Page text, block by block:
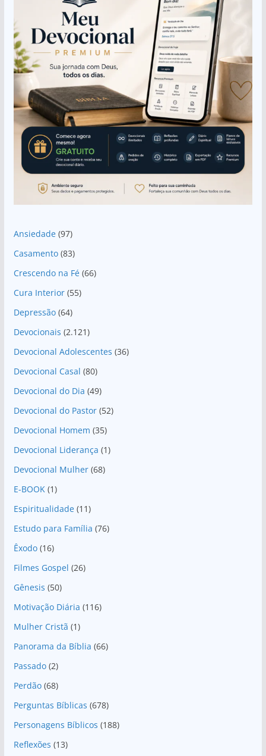
Ansiedade(97)
Casamento(83)
Crescendo na Fé(66)
Cura Interior(55)
Depressão(64)
Devocionais (2.121)
Devocional Adolescentes (36)
Devocional Casal (80)
Devocional do Dia (49)
Devocional do Pastor(52)
Devocional Homem (35)
Devocional Liderança (1)
Devocional Mulher(68)
E-BOOK(1)
Espiritualidade(11)
Estudo para Família (76)
Êxodo(16)
Filmes Gospel (26)
Gênesis (50)
Motivação Diária (116)
Mulher Cristã (1)
Panorama da Bíblia (66)
Passado(2)
Perdão(68)
Perguntas Bíblicas (678)
Personagens Bíblicos (188)
Reflexões (13)